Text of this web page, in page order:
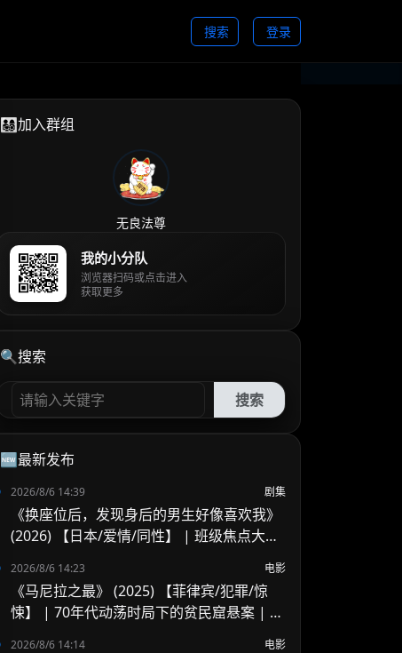
搜索 登录
👨‍👩‍👧‍👦加入群组
无良法尊
我的小分队
浏览器扫码或点击进入
获取更多
🔍搜索
搜索
🆕最新发布
2026/8/6 14:39 剧集
《换座位后，发现身后的男生好像喜欢我》
(2026) 【日本/爱情/同性】 | 班级焦点大帅
高甜校园BL
2026/8/6 14:23 电影
《马尼拉之最》 (2025) 【菲律宾/犯罪/惊
悚】 | 70年代动荡时局下的贫民窟悬案 | 菲
2026/8/6 14:14 电影